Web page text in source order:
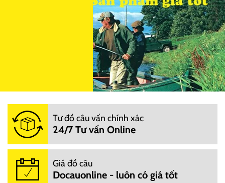
Tư đồ câu vấn chính xác
24/7 Tư vấn Online
Giá đồ câu
Docauonline - luôn có giá tốt